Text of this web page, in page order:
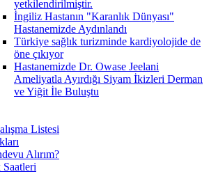
yetkilendirilmiştir.
İngiliz Hastanın "Karanlık Dünyası"
Hastanemizde Aydınlandı
Türkiye sağlık turizminde kardiyolojide de
öne çıkıyor
Hastanemizde Dr. Owase Jeelani
Ameliyatla Ayırdığı Siyam İkizleri Derman
ve Yiğit İle Buluştu
Listesi
Alırım?